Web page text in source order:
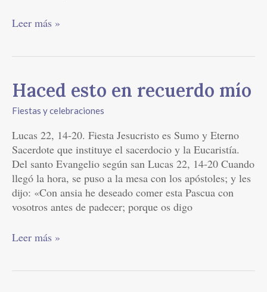
Leer más »
Haced esto en recuerdo mío
Fiestas y celebraciones
Lucas 22, 14-20. Fiesta Jesucristo es Sumo y Eterno
Sacerdote que instituye el sacerdocio y la Eucaristía.
Del santo Evangelio según san Lucas 22, 14-20 Cuando
llegó la hora, se puso a la mesa con los apóstoles; y les
dijo: «Con ansia he deseado comer esta Pascua con
vosotros antes de padecer; porque os digo
Haced
esto
en
recuerdo
mío
Leer más »